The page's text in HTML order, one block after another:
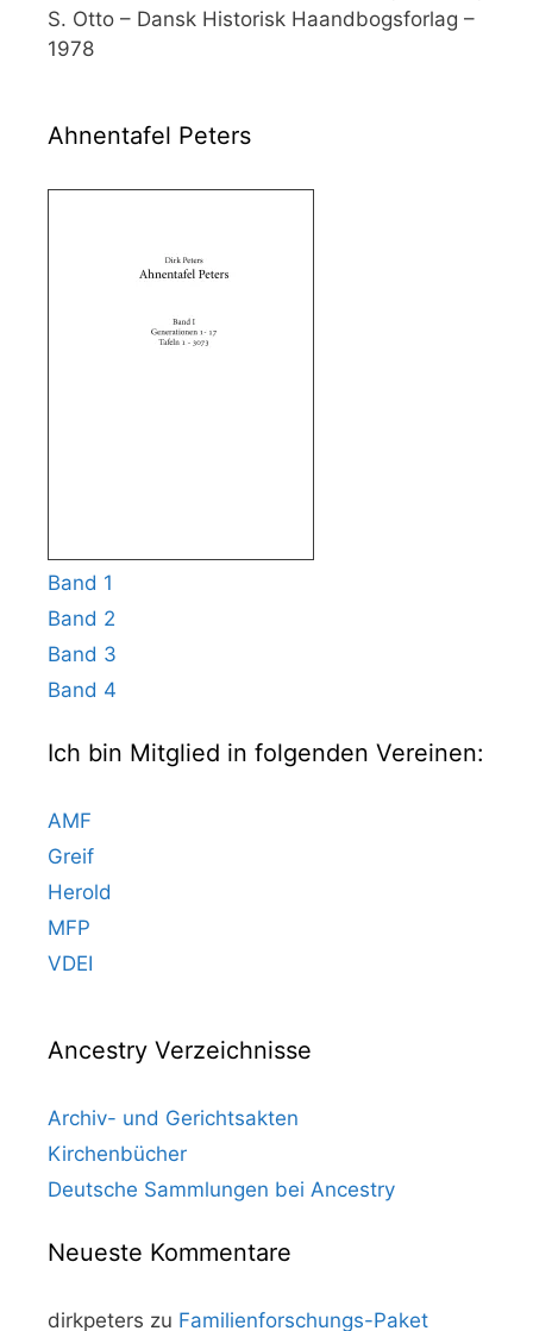
S. Otto – Dansk Historisk Haandbogsforlag –
1978
Ahnentafel Peters
Band 1
Band 2
Band 3
Band 4
Ich bin Mitglied in folgenden Vereinen:
AMF
Greif
Herold
MFP
VDEI
Ancestry Verzeichnisse
Archiv- und Gerichtsakten
Kirchenbücher
Deutsche Sammlungen bei Ancestry
Neueste Kommentare
dirkpeters zu Familienforschungs-Paket